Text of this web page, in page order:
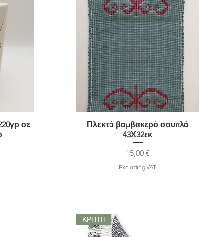
σε
Quick View
Πλεκτό βαμβακερό σουπλά
43Χ32εκ
Price
15,00 €
Excluding VAT
ΚΡΗΤΗ